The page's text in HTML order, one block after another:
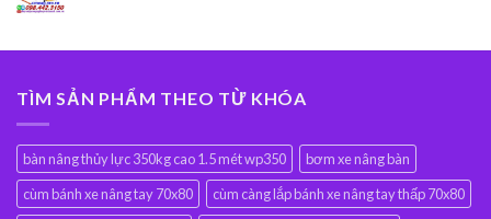
TÌM SẢN PHẨM THEO TỪ KHÓA
bàn nâng thủy lực 350kg cao 1.5 mét wp350
bơm xe nâng bàn
cùm bánh xe nâng tay 70x80
cùm càng lắp bánh xe nâng tay thấp 70x80